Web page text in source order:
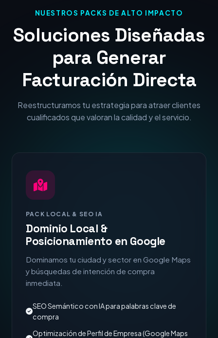
NUESTROS PACKS DE ALTO IMPACTO
Soluciones Diseñadas
para Generar
Facturación Directa
Reestructuramos tu estrategia para atraer clientes
cualificados que valoran la calidad y el servicio.
PACK LOCAL & SEO IA
Dominio Local &
Posicionamiento en Google
Dominamos tu ciudad y sector en Google Maps
y búsquedas de intención de compra
inmediata.
SEO Semántico con IA para palabras clave de
compra
Optimización de Perfil de Empresa (Google Maps